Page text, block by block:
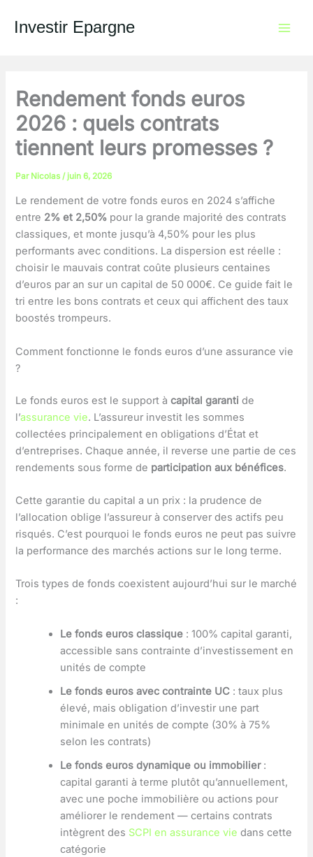
Investir Epargne
Rendement fonds euros
2026 : quels contrats
tiennent leurs promesses ?
Par Nicolas /juin 6, 2026
Le rendement de votre fonds euros en 2024 s’affiche
entre 2% et 2,50% pour la grande majorité des contrats
classiques, et monte jusqu’à 4,50% pour les plus
performants avec conditions. La dispersion est réelle :
choisir le mauvais contrat coûte plusieurs centaines
d’euros par an sur un capital de 50 000€. Ce guide fait le
tri entre les bons contrats et ceux qui affichent des taux
boostés trompeurs.
Comment fonctionne le fonds euros d’une assurance vie
?
Le fonds euros est le support àcapital garanti de
l’assurance vie. L’assureur investit les sommes
collectées principalement en obligations d’État et
d’entreprises. Chaque année, il reverse une partie de ces
rendements sous forme de participation aux bénéfices.
Cette garantie du capital a un prix : la prudence de
l’allocation oblige l’assureur à conserver des actifs peu
risqués. C’est pourquoi le fonds euros ne peut pas suivre
la performance des marchés actions sur le long terme.
Trois types de fonds coexistent aujourd’hui sur le marché
:
Le fonds euros classique : 100% capital garanti,
accessible sans contrainte d’investissement en
unités de compte
Le fonds euros avec contrainte UC : taux plus
élevé, mais obligation d’investir une part
minimale en unités de compte (30% à 75%
selon les contrats)
Le fonds euros dynamique ou immobilier:
capital garanti à terme plutôt qu’annuellement,
avec une poche immobilière ou actions pour
améliorer le rendement — certains contrats
intègrent des SCPI en assurance vie dans cette
catégorie